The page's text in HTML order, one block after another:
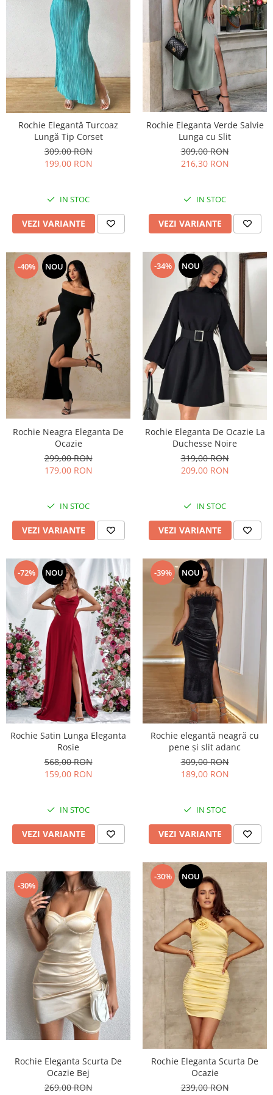
Rochie Elegantă Turcoaz
Lungă Tip Corset
309,00 RON
199,00 RON
IN STOC
VEZI VARIANTE
Rochie Eleganta Verde Salvie
Lunga cu Slit
309,00 RON
216,30 RON
IN STOC
VEZI VARIANTE
-40% NOU
Rochie Neagra Eleganta De
Ocazie
299,00 RON
179,00 RON
IN STOC
VEZI VARIANTE
-34% NOU
Rochie Eleganta De Ocazie La
Duchesse Noire
319,00 RON
209,00 RON
IN STOC
VEZI VARIANTE
-72% NOU
Rochie Satin Lunga Eleganta
Rosie
568,00 RON
159,00 RON
IN STOC
VEZI VARIANTE
-39% NOU
Rochie elegantă neagră cu
pene și slit adanc
309,00 RON
189,00 RON
IN STOC
VEZI VARIANTE
-30%
Rochie Eleganta Scurta De
Ocazie Bej
269,00 RON
-30% NOU
Rochie Eleganta Scurta De
Ocazie
239,00 RON